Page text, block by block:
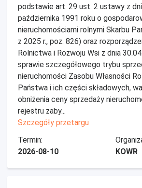
podstawie art. 29 ust. 2 ustawy z
października 1991 roku o
nieruchomościami rolnymi Skarbu
z 2025 r., poz. 826) oraz
Rolnictwa i Rozwoju Wsi z dnia
sprawie szczegółowego trybu
nieruchomości Zasobu Własności
Państwa i ich części składowych,
obniżenia ceny sprzedaży
rejestru zaby...
Szczegóły przetargu
Termin:
2026-08-10
KOWR